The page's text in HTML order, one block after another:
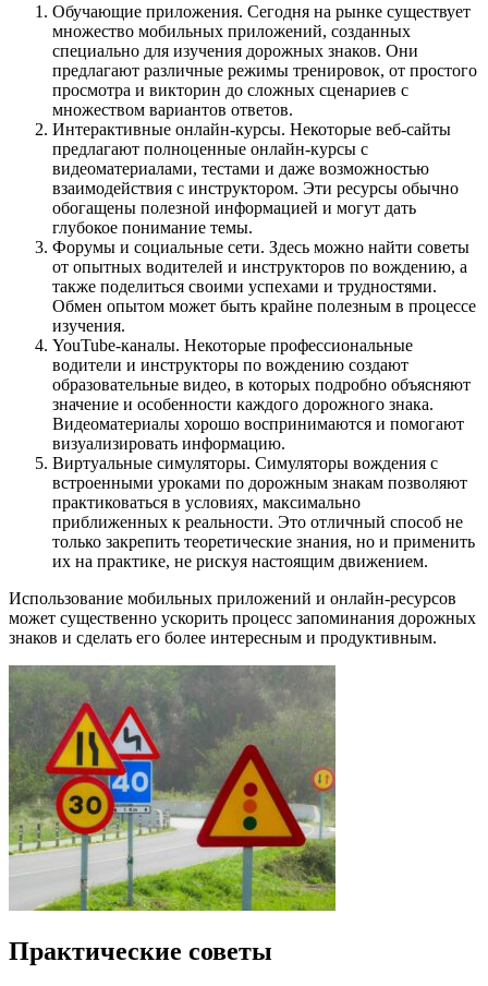
Обучающие приложения. Сегодня на рынке существует
множество мобильных приложений, созданных
специально для изучения дорожных знаков. Они
предлагают различные режимы тренировок, от простого
просмотра и викторин до сложных сценариев с
множеством вариантов ответов.
Интерактивные онлайн-курсы. Некоторые веб-сайты
предлагают полноценные онлайн-курсы с
видеоматериалами, тестами и даже возможностью
взаимодействия с инструктором. Эти ресурсы обычно
обогащены полезной информацией и могут дать
глубокое понимание темы.
Форумы и социальные сети. Здесь можно найти советы
от опытных водителей и инструкторов по вождению, а
также поделиться своими успехами и трудностями.
Обмен опытом может быть крайне полезным в процессе
изучения.
YouTube-каналы. Некоторые профессиональные
водители и инструкторы по вождению создают
образовательные видео, в которых подробно объясняют
значение и особенности каждого дорожного знака.
Видеоматериалы хорошо воспринимаются и помогают
визуализировать информацию.
Виртуальные симуляторы. Симуляторы вождения с
встроенными уроками по дорожным знакам позволяют
практиковаться в условиях, максимально
приближенных к реальности. Это отличный способ не
только закрепить теоретические знания, но и применить
их на практике, не рискуя настоящим движением.
Использование мобильных приложений и онлайн-ресурсов
может существенно ускорить процесс запоминания дорожных
знаков и сделать его более интересным и продуктивным.
Практические советы